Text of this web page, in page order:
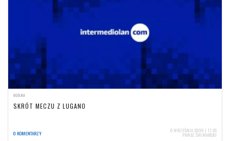
OGÓLNA
SKRÓT MECZU Z LUGANO
0 KOMENTARZY 6 WRZEŚNIA 2009 | 11:26
PAWEŁ ŚWINARSKI